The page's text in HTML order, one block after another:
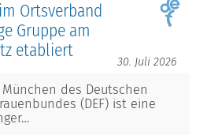
Ortsverband
Gruppe am
etabliert
30. Juli 2026
des Deutschen
(DEF) ist eine